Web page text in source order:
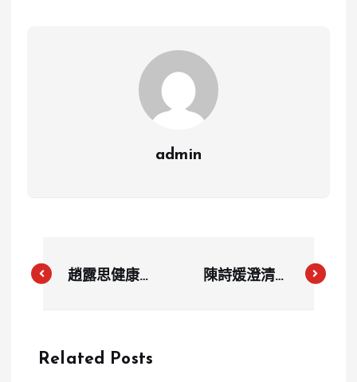
admin
趙露思健康亮
她身體狀況
陳詩媛澄清並
Related Posts